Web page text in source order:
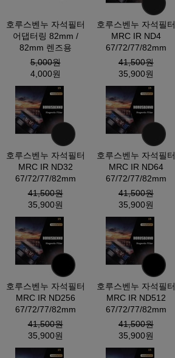
호루스벤누 자석필터
어댑터링 82mm /
82mm 렌즈용
5,000원
4,000원
호루스벤누 자석필터
MRC IR ND4
67/72/77/82mm
41,500원
35,900원
호루스벤누 자석필터
MRC IR ND32
67/72/77/82mm
41,500원
35,900원
호루스벤누 자석필터
MRC IR ND64
67/72/77/82mm
41,500원
35,900원
호루스벤누 자석필터
MRC IR ND256
67/72/77/82mm
41,500원
35,900원
호루스벤누 자석필터
MRC IR ND512
67/72/77/82mm
41,500원
35,900원